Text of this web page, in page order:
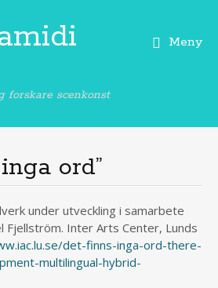
forskare scenkonst
Meny
ord”
under utveckling i samarbete
Fjellström. Inter Arts Center, Lunds
det-finns-inga-ord-there-
multilingual-hybrid-